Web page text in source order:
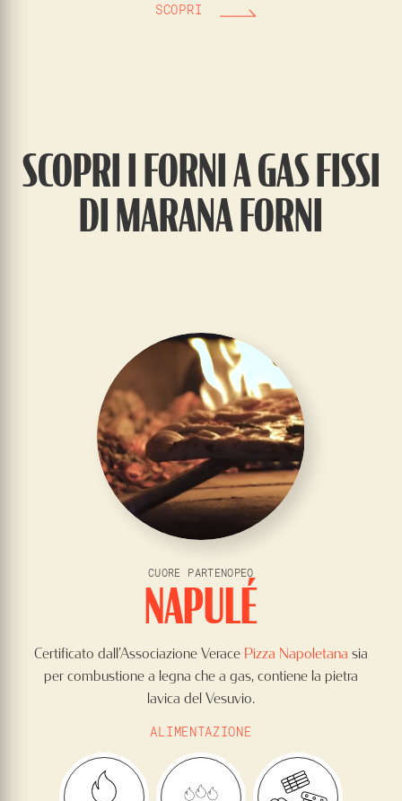
SCOPRI
SCOPRI I FORNI A GAS FISSI
DI MARANA FORNI
CUORE PARTENOPEO
NAPULÉ
Certificato dall’Associazione Verace Pizza Napoletana sia
per combustione a legna che a gas, contiene la pietra
lavica del Vesuvio.
ALIMENTAZIONE